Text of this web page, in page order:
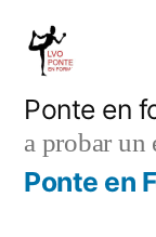
Saltar
contenido
Ponte en
a probar un
Ponte en